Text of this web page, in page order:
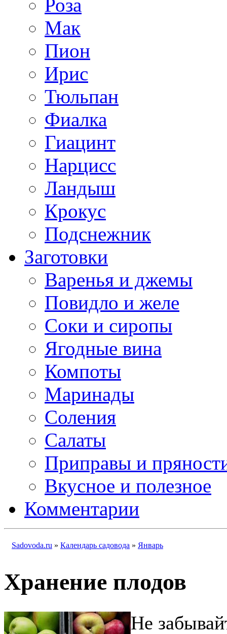
Роза
Мак
Пион
Ирис
Тюльпан
Фиалка
Гиацинт
Нарцисс
Ландыш
Крокус
Подснежник
Заготовки
Варенья и джемы
Повидло и желе
Соки и сиропы
Ягодные вина
Компоты
Маринады
Соления
Салаты
Приправы и
Вкусное и полезное
Комментарии
Sadovoda.ru » Календарь садовода » Январь
Хранение плодов
Не